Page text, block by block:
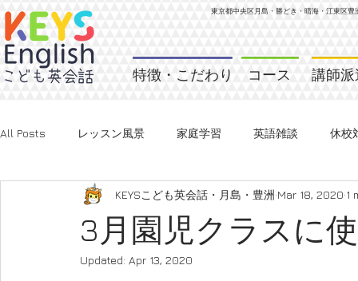
東京都中央区月島・勝どき・晴海・江東区豊
特徴・こだわり コース 講師派
All Posts レッスン風景 家庭学習 英語雑談 休校
3月園児クラスに
KEYSこども英会話・月島・豊洲 Mar 18, 2020 1
Updated: Apr 13, 2020